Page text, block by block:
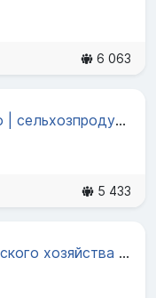
6 063
Сельское хозяйство | сельхозпродукция | агрорынок
5 433
Министерство сельского хозяйства ВО